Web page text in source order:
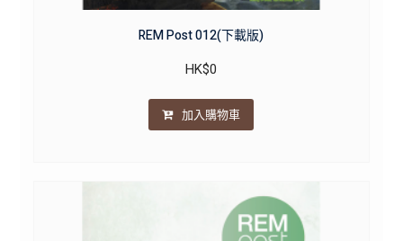
REM Post 012(下載版)
HK$0
加入購物車